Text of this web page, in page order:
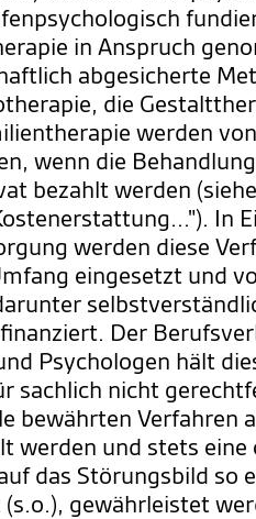
in Anspruch
abgesicherte
die
werden
wenn die
bezahlt werden
In
werden diese
eingesetzt und
Der
Psychologen hält
sachlich nicht
bewährten Verfahren
werden und stets eine
das Störungsbild so
gewährleistet